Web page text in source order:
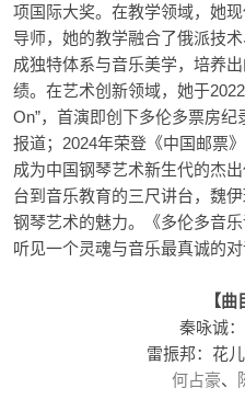
项国际大奖。在教学领域，她
导师，她的教学融合了俄派技
成独特体系与音乐美学，培养
绩。在艺术创新领域，她于
On”，首演即创下多伦多票房
报道；2024年荣登《中国邮票
成为中国钢琴艺术新生代的杰
台到音乐教育的三尺讲台，魏
钢琴艺术的魅力。《多伦多音
听见一个灵魂与音乐最真诚的对
【曲
秦咏诚
雷振邦：花
何占豪、